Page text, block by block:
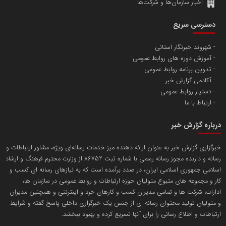
پایگاه اطلاع رسانی اعتلای نهادهای مردمی
پایگاه اطلاع رسانی دریا و نفت
تامین آهن اسفنجی تولیدکنندگان فولاد در کشور
تریبون
انتشار گسترده محتوا در رسانه گزارش خبر
مسعودصادقی
محمدعلی کرمعلی
اخبار سازمان‌ها و شرکت‌ها
دسترسی سریع
شهروند خبرنگار استانی
آموزش دوره های روابط عمومی
تدوین برنامه روابط عمومی
آکادمی گزارش خبر
دستیار روابط عمومی
ارتباط با ما
درباره گزارش خبر
خبرگزاری گزارش خبر به عنوان ارائه دهنده میز خدمات رسانه‌ای ویژه، مشاور ارتباطات و
رسانه و دارنده مجوز رسانه رسمی با شماره ثبت 86752 از وزارت محترم فرهنگ و ارشاد
اسلامی جمهوری اسلامی ایران، در صدد برآمده است که به نیازهای رسانه ای کسب و
کار و مجموعه های متبوع متولیان حوزه ارتباطات و روابط عمومی در سازمان ها،
ادارات، شرکت ها و تمامی مدیران کسب و کارهای خرد و اینترنتی و همچنین مدیران
و متولیان تولید محتوای رسانه ای از جنس یک خبرگزاری داخلی پاسخ گفته و شرایط
ارتباطات و اطلاع رسانی را برای آنها تسریع کرده و بهبود ببخشد.